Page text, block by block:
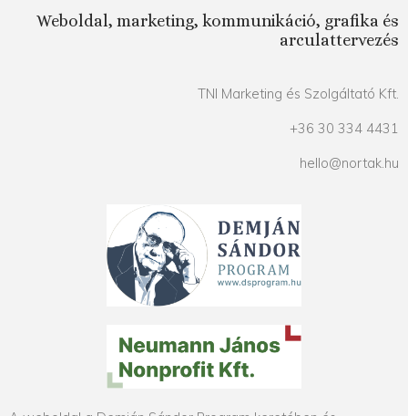
Weboldal, marketing, kommunikáció, grafika és
arculattervezés
TNI Marketing és Szolgáltató Kft.
+36 30 334 4431
hello@nortak.hu